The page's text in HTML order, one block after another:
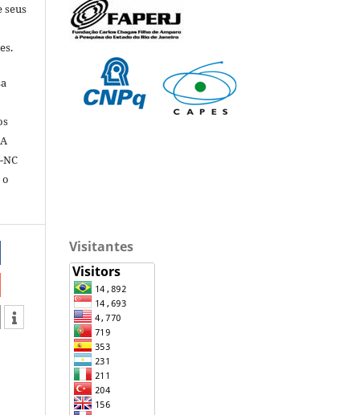
seus
Visitantes